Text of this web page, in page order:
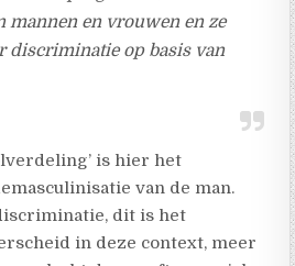
mannen en vrouwen en ze
discriminatie op basis van
is hier het
van de man.
dit is het
in deze context, meer